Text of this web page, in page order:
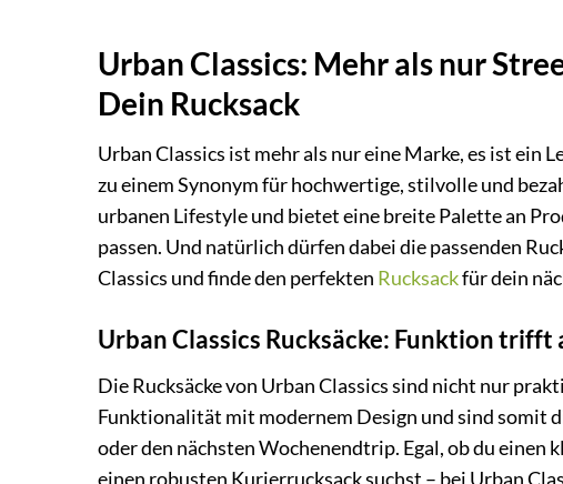
Urban Classics: Mehr als nur
Dein Rucksack
Urban Classics ist mehr als nur eine Marke, es ist ein
zu einem Synonym für hochwertige, stilvolle und
urbanen Lifestyle und bietet eine breite Palette an
passen. Und natürlich dürfen dabei die passenden
Classics und finde den perfekten Rucksackfür dein
Urban Classics Rucksäcke: Funktion trifft
Die Rucksäcke von Urban Classics sind nicht nur
Funktionalität mit modernem Design und sind somit
oder den nächsten Wochenendtrip. Egal, ob du einen
einen robusten Kurierrucksack suchst – bei Urban